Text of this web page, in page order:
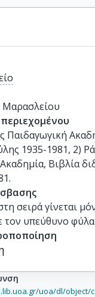
Μαρασλείου
Παιδαγωγική
1935-1981, 2)
Βιβλία
σειρά γίνεται
τον υπεύθυνο
uoa/dl/object/